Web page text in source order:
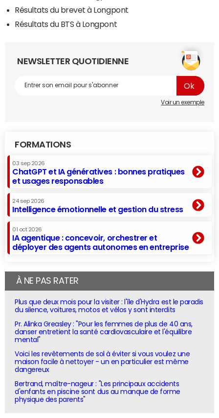
Résultats du brevet à Longpont
Résultats du BTS à Longpont
NEWSLETTER QUOTIDIENNE
Voir un exemple
FORMATIONS
03 sep 2026
ChatGPT et IA génératives : bonnes pratiques
et usages responsables
24 sep 2026
Intelligence émotionnelle et gestion du stress
01 oct 2026
IA agentique : concevoir, orchestrer et
déployer des agents autonomes en entreprise
À NE PAS RATER
Plus que deux mois pour la visiter : l'île d'Hydra est le paradis
du silence, voitures, motos et vélos y sont interdits
Pr. Alinka Greasley : "Pour les femmes de plus de 40 ans,
danser entretient la santé cardiovasculaire et l'équilibre
mental"
Voici les revêtements de sol à éviter si vous voulez une
maison facile à nettoyer - un en particulier est même
dangereux
Bertrand, maître-nageur : "Les principaux accidents
d'enfants en piscine sont dus au manque de forme
physique des parents"